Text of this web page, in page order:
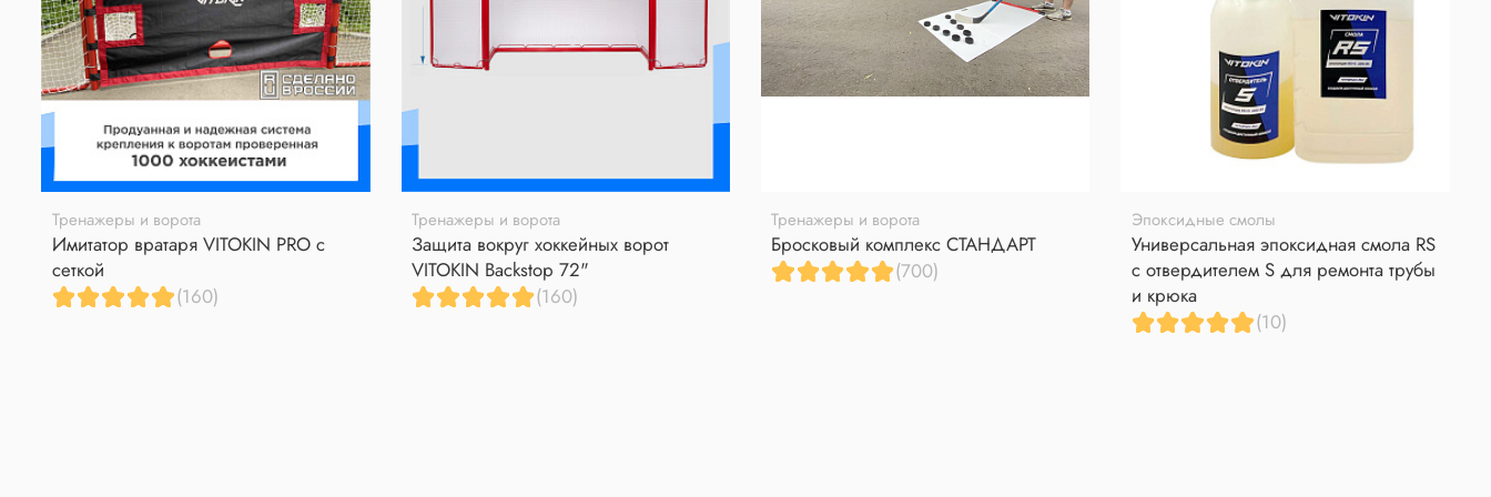
Тренажеры и ворота
Имитатор вратаря VITOKIN PRO с
сеткой
(160)
Тренажеры и ворота
Защита вокруг хоккейных ворот
VITOKIN Backstop 72"
(160)
Тренажеры и ворота
Бросковый комплекс СТАНДАРТ
(700)
Эпоксидные смолы
Универсальная эпоксидная смола RS
с отвердителем S для ремонта трубы
и крюка
(10)